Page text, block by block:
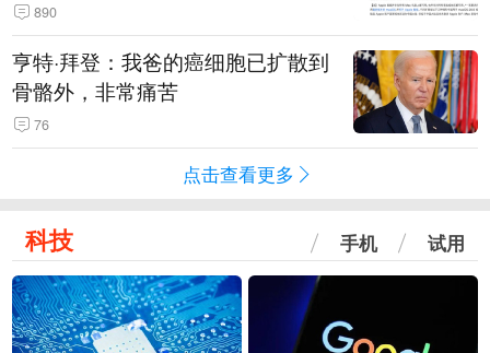
890
亨特·拜登：我爸的癌细胞已扩散到
骨骼外，非常痛苦
76
点击查看更多
科技 手机 试用